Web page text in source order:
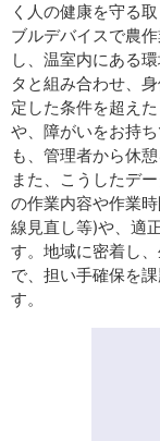
く人の健康を守る
ブルデバイスで農
し、温室内にある
タと組み合わせ、
定した条件を超え
や、障がいをお持
も、管理者から休
また、こうしたデ
の作業内容や作業
線見直し等)や、適
す。地域に密着し
で、担い手確保を
す。